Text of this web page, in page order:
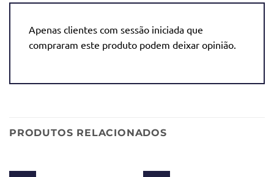
Apenas clientes com sessão iniciada que
compraram este produto podem deixar opinião.
PRODUTOS RELACIONADOS